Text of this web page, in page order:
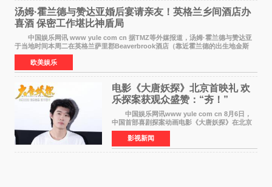
汤姆·霍兰德与赞达亚婚后宴请亲友！英格兰乡间酒店办
喜酒 保密工作堪比神盾局
中国娱乐网讯 www yule com cn 据TMZ等外媒报道，汤姆·霍兰德与赞达亚
于当地时间本周二在英格兰萨里郡Beaverbrook酒店（靠近霍兰德的出生地金斯
顿）举办婚宴，邀请家人与朋友们喝喜酒，庆祝
欧美娱乐
电影《大唐妖探》北京首映礼 欢
乐探案获观众盛赞：“夯！”
中国娱乐网讯www yule com cn 8月6日，
中国首部喜剧探案动画电影《大唐妖探》在北京
举办电影首映礼。导演程腾、联合导演黄珉、总
制片人曹紫建、制片人李莹莹，配音导演张喆，
对白指导程寅，领
影视新闻